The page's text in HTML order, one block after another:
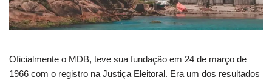
Oficialmente o MDB, teve sua fundação em 24 de março de
1966 com o registro na Justiça Eleitoral. Era um dos resultados